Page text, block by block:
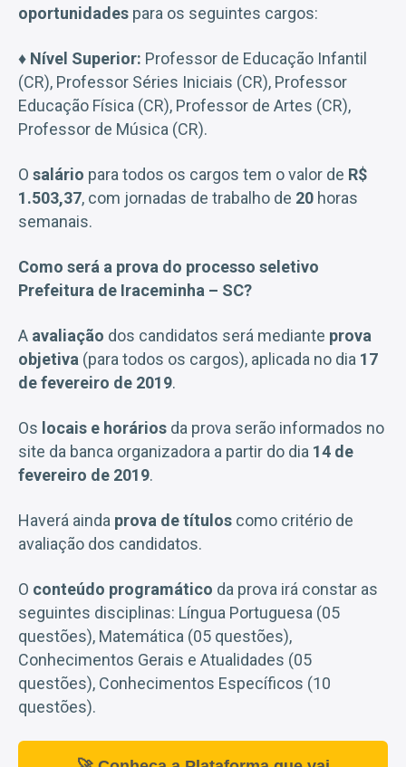
oportunidades para os seguintes cargos:
♦ Nível Superior: Professor de Educação Infantil
(CR), Professor Séries Iniciais (CR), Professor
Educação Física (CR), Professor de Artes (CR),
Professor de Música (CR).
O salário para todos os cargos tem o valor de R$
1.503,37, com jornadas de trabalho de 20 horas
semanais.
Como será a prova do processo seletivo
Prefeitura de Iraceminha – SC?
A avaliação dos candidatos será mediante prova
objetiva (para todos os cargos), aplicada no dia 17
de fevereiro de 2019.
Os locais e horários da prova serão informados no
site da banca organizadora a partir do dia 14 de
fevereiro de 2019.
Haverá ainda prova de títulos como critério de
avaliação dos candidatos.
O conteúdo programático da prova irá constar as
seguintes disciplinas: Língua Portuguesa (05
questões), Matemática (05 questões),
Conhecimentos Gerais e Atualidades (05
questões), Conhecimentos Específicos (10
questões).